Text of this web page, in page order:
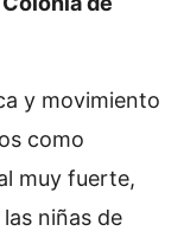
y movimiento
como
muy fuerte,
niñas de